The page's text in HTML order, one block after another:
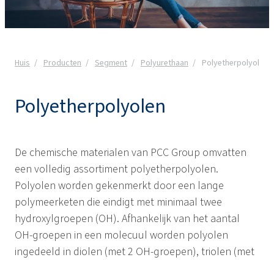
Huis Producten Segment Polyurethaan Polyetherpolyolen
Polyetherpolyolen
De chemische materialen van PCC Group omvatten
een volledig assortiment polyetherpolyolen.
Polyolen worden gekenmerkt door een lange
polymeerketen die eindigt met minimaal twee
hydroxylgroepen (OH). Afhankelijk van het aantal
OH-groepen in een molecuul worden polyolen
ingedeeld in diolen (met 2 OH-groepen), triolen (met